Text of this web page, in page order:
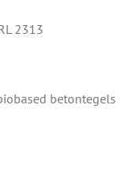
2313
betontegels